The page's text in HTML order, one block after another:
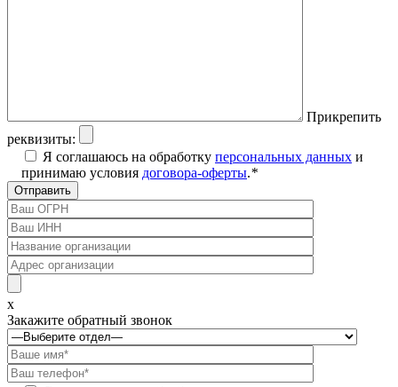
Прикрепить
реквизиты:
Я соглашаюсь на обработку персональных данных и
принимаю условия договора-оферты.*
x
Закажите обратный звонок